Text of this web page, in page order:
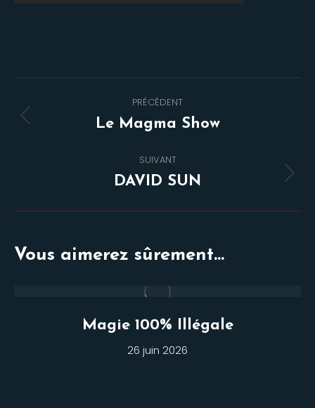
de
commentaire
PRÉCÉDENT
Onglet
Le Magma Show
SUIVANT
Projets
DAVID SUN
Vous aimerez sûrement...
Magie 100% Illégale
26 juin 2026